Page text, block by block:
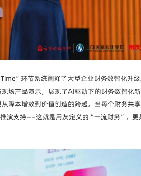
环节系统阐释了大型企业财务数智化升
场产品演示，展现了AI驱动下的财务数智化
降本增效到价值创造的跨越。当每个财务共
演支持——这就是用友定义的“一流财务”，更